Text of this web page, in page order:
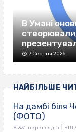
В Умані
створювали,
7 Серпня 2026
НАЙБІЛЬШЕ
На дамбі біля
(ФОТО)
8 331 переглядів